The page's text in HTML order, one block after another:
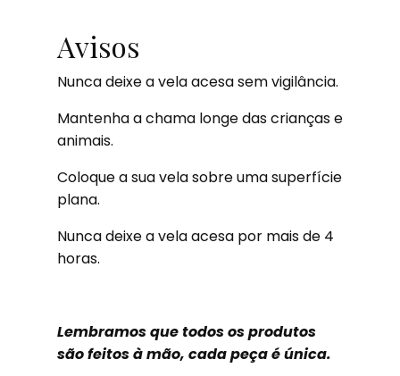
Avisos
Nunca deixe a vela acesa sem vigilância.
Mantenha a chama longe das crianças e
animais.
Coloque a sua vela sobre uma superfície
plana.
Nunca deixe a vela acesa por mais de 4
horas.
Lembramos que todos os produtos
são feitos à mão, cada peça é única.